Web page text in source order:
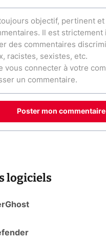
Poster mon commentaire
logiciels